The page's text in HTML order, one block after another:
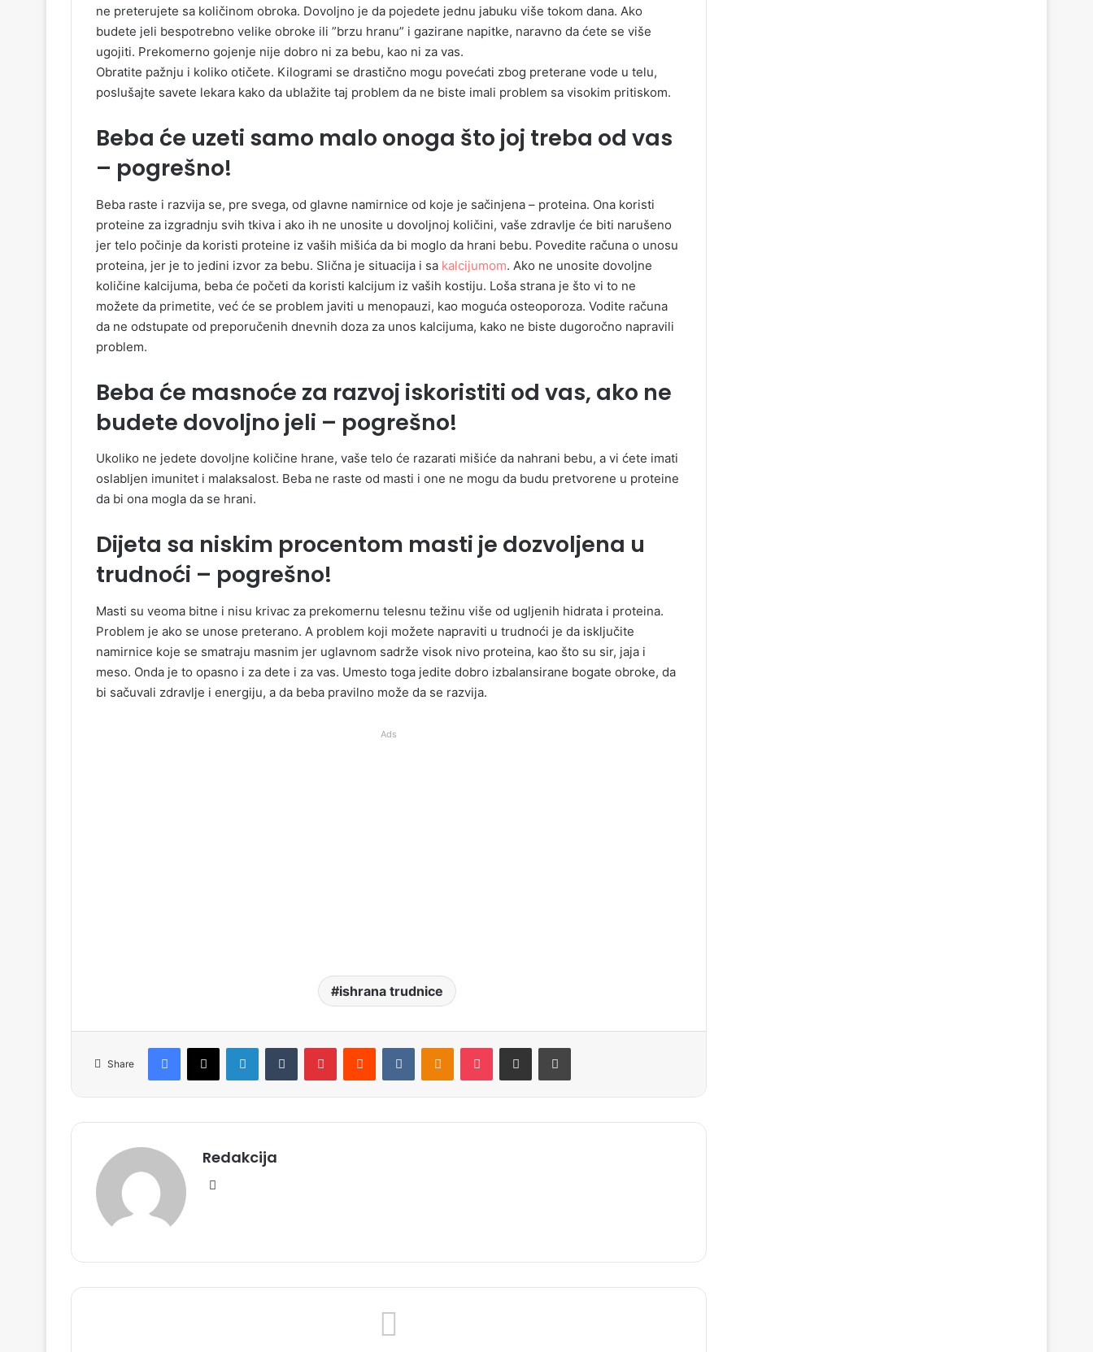
ne preterujete sa količinom obroka. Dovoljno je da pojedete jednu jabuku više tokom dana. Ako
budete jeli bespotrebno velike obroke ili ”brzu hranu” i gazirane napitke, naravno da ćete se više
ugojiti. Prekomerno gojenje nije dobro ni za bebu, kao ni za vas.
Obratite pažnju i koliko otičete. Kilogrami se drastično mogu povećati zbog preterane vode u telu,
poslušajte savete lekara kako da ublažite taj problem da ne biste imali problem sa visokim pritiskom.
Beba će uzeti samo malo onoga što joj treba od vas
– pogrešno!
Beba raste i razvija se, pre svega, od glavne namirnice od koje je sačinjena – proteina. Ona koristi
proteine za izgradnju svih tkiva i ako ih ne unosite u dovoljnoj količini, vaše zdravlje će biti narušeno
jer telo počinje da koristi proteine iz vaših mišića da bi moglo da hrani bebu. Povedite računa o unosu
proteina, jer je to jedini izvor za bebu. Slična je situacija i sa kalcijumom. Ako ne unosite dovoljne
količine kalcijuma, beba će početi da koristi kalcijum iz vaših kostiju. Loša strana je što vi to ne
možete da primetite, već će se problem javiti u menopauzi, kao moguća osteoporoza. Vodite računa
da ne odstupate od preporučenih dnevnih doza za unos kalcijuma, kako ne biste dugoročno napravili
problem.
Beba će masnoće za razvoj iskoristiti od vas, ako ne
budete dovoljno jeli – pogrešno!
Ukoliko ne jedete dovoljne količine hrane, vaše telo će razarati mišiće da nahrani bebu, a vi ćete imati
oslabljen imunitet i malaksalost. Beba ne raste od masti i one ne mogu da budu pretvorene u proteine
da bi ona mogla da se hrani.
Dijeta sa niskim procentom masti je dozvoljena u
trudnoći – pogrešno!
Masti su veoma bitne i nisu krivac za prekomernu telesnu težinu više od ugljenih hidrata i proteina.
Problem je ako se unose preterano. A problem koji možete napraviti u trudnoći je da isključite
namirnice koje se smatraju masnim jer uglavnom sadrže visok nivo proteina, kao što su sir, jaja i
meso. Onda je to opasno i za dete i za vas. Umesto toga jedite dobro izbalansirane bogate obroke, da
bi sačuvali zdravlje i energiju, a da beba pravilno može da se razvija.
Ads
ishrana trudnice
Share
Redakcija